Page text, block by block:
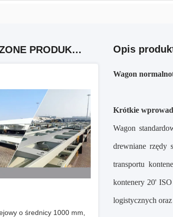
ZAŁĄCZONE PRODUKTY
o średnicy 1000 mm,
Opis
Wagon
Krótkie
Wagon
drewniane rzędy
transportu
kontenery 20'
logistycznych